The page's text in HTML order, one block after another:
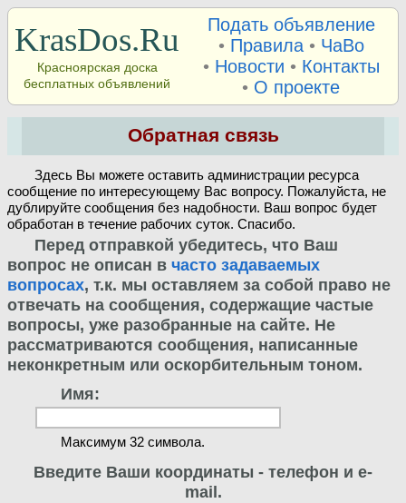
KrasDos.Ru
Красноярская доска
бесплатных объявлений
Подать объявление
• Правила• ЧаВо
• Новости • Контакты
• О проекте
Обратная связь
Здесь Вы можете оставить администрации ресурса
сообщение по интересующему Вас вопросу. Пожалуйста, не
дублируйте сообщения без надобности. Ваш вопрос будет
обработан в течение рабочих суток. Спасибо.
Перед отправкой убедитесь, что Ваш
вопрос не описан в часто задаваемых
вопросах, т.к. мы оставляем за собой право не
отвечать на сообщения, содержащие частые
вопросы, уже разобранные на сайте. Не
рассматриваются сообщения, написанные
неконкретным или оскорбительным тоном.
Имя:
Максимум 32 символа.
Введите Ваши координаты - телефон и e-
mail.